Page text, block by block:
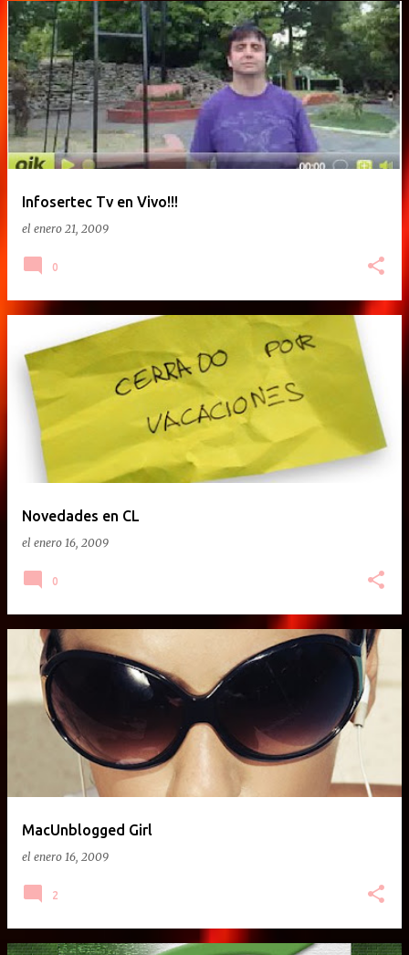
Infosertec Tv en Vivo!!!
el enero 21, 2009
0
Novedades en CL
el enero 16, 2009
0
MacUnblogged Girl
el enero 16, 2009
2